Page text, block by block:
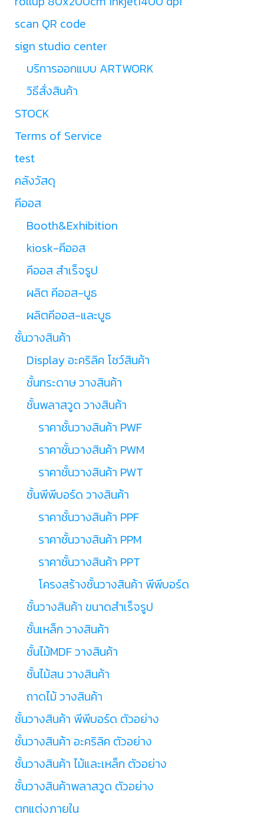
scan QR code
sign studio center
บริการออกแบบ ARTWORK
วิธีสั่งสินค้า
STOCK
Terms of Service
test
คลังวัสดุ
คีออส
Booth&Exhibition
kiosk-คีออส
คีออส สำเร็จรูป
ผลิต คีออส-บูธ
ผลิตคีออส-และบูธ
ชั้นวางสินค้า
Display อะคริลิค โชว์สินค้า
ชั้นกระดาษ วางสินค้า
ชั้นพลาสวูด วางสินค้า
ราคาชั้นวางสินค้า PWF
ราคาชั้นวางสินค้า PWM
ราคาชั้นวางสินค้า PWT
ชั้นพีพีบอร์ด วางสินค้า
ราคาชั้นวางสินค้า PPF
ราคาชั้นวางสินค้า PPM
ราคาชั้นวางสินค้า PPT
โครงสร้างชั้นวางสินค้า พีพีบอร์ด
ชั้นวางสินค้า ขนาดสำเร็จรูป
ชั้นเหล็ก วางสินค้า
ชั้นไม้MDF วางสินค้า
ชั้นไม้สน วางสินค้า
ถาดไม้ วางสินค้า
ชั้นวางสินค้า พีพีบอร์ด ตัวอย่าง
ชั้นวางสินค้า อะคริลิค ตัวอย่าง
ชั้นวางสินค้า ไม้และเหล็ก ตัวอย่าง
ชั้นวางสินค้าพลาสวูด ตัวอย่าง
ตกแต่งภายใน